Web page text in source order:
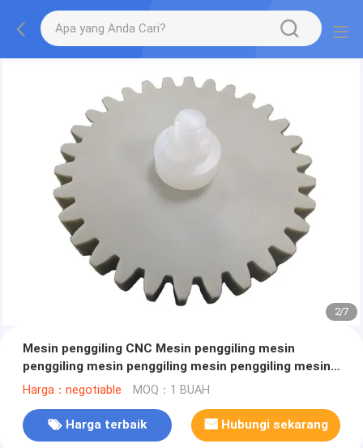
2/7
Mesin penggiling CNC Mesin penggiling mesin
penggiling mesin penggiling mesin penggiling mesin
penggilingan mesin penggilingan mesin penggilingan
penggilingan mesin penggilingan mesin penggilingan
mesin penggilingan mesin penggilingan mesin
Harga：negotiable MOQ：1 BUAH
Harga terbaik Hubungi sekarang